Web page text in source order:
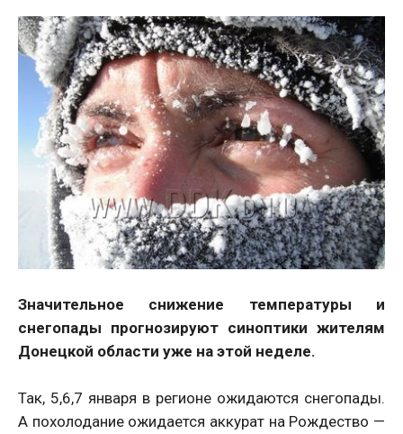
Значительное снижение температуры и
снегопады прогнозируют синоптики жителям
Донецкой области уже на этой неделе.
Так, 5,6,7 января в регионе ожидаются снегопады.
А похолодание ожидается аккурат на Рождество —